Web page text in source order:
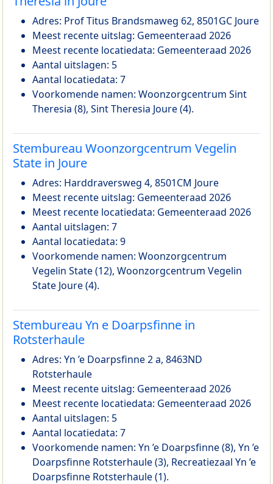
Adres: Prof Titus Brandsmaweg 62, 8501GC Joure
Meest recente uitslag: Gemeenteraad 2026
Meest recente locatiedata: Gemeenteraad 2026
Aantal uitslagen: 5
Aantal locatiedata: 7
Voorkomende namen: Woonzorgcentrum Sint
Theresia (8), Sint Theresia Joure (4).
Stembureau Woonzorgcentrum Vegelin
State in Joure
Adres: Harddraversweg 4, 8501CM Joure
Meest recente uitslag: Gemeenteraad 2026
Meest recente locatiedata: Gemeenteraad 2026
Aantal uitslagen: 7
Aantal locatiedata: 9
Voorkomende namen: Woonzorgcentrum
Vegelin State (12), Woonzorgcentrum Vegelin
State Joure (4).
Stembureau Yn e Doarpsfinne in
Rotsterhaule
Adres: Yn ’e Doarpsfinne 2 a, 8463ND
Rotsterhaule
Meest recente uitslag: Gemeenteraad 2026
Meest recente locatiedata: Gemeenteraad 2026
Aantal uitslagen: 5
Aantal locatiedata: 7
Voorkomende namen: Yn ’e Doarpsfinne (8), Yn ’e
Doarpsfinne Rotsterhaule (3), Recreatiezaal Yn ’e
Doarpsfinne Rotsterhaule (1).